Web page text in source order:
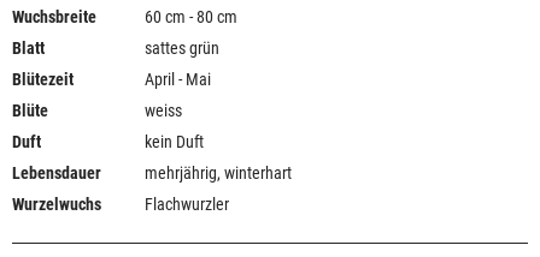
Wuchsbreite
60 cm - 80 cm
Blatt
sattes grün
Blütezeit
April - Mai
Blüte
weiss
Duft
kein Duft
Lebensdauer
mehrjährig, winterhart
Wurzelwuchs
Flachwurzler